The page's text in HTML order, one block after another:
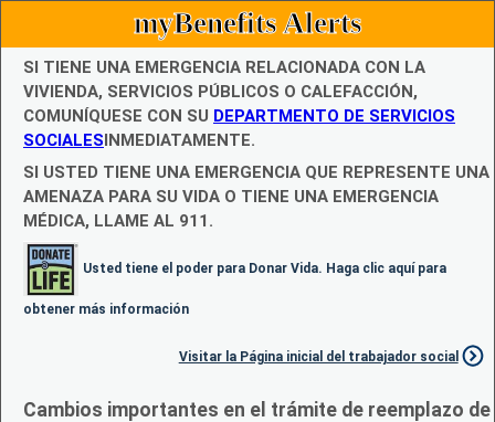
myBenefits Alerts
SI TIENE UNA EMERGENCIA RELACIONADA CON LA
VIVIENDA, SERVICIOS PÚBLICOS O CALEFACCIÓN,
COMUNÍQUESE CON SU DEPARTMENTO DE SERVICIOS
SOCIALESINMEDIATAMENTE.
SI USTED TIENE UNA EMERGENCIA QUE REPRESENTE UNA
AMENAZA PARA SU VIDA O TIENE UNA EMERGENCIA
MÉDICA, LLAME AL 911.
Usted tiene el poder para Donar Vida. Haga clic aquí para
obtener más información
Visitar la Página inicial del trabajador social
Cambios importantes en el trámite de reemplazo de